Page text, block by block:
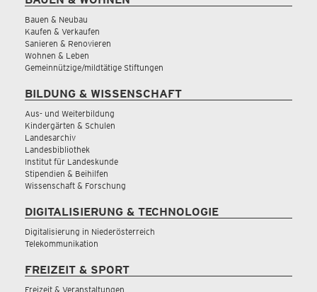
Bauen & Neubau
Kaufen & Verkaufen
Sanieren & Renovieren
Wohnen & Leben
Gemeinnützige/mildtätige Stiftungen
BILDUNG & WISSENSCHAFT
Aus- und Weiterbildung
Kindergärten & Schulen
Landesarchiv
Landesbibliothek
Institut für Landeskunde
Stipendien & Beihilfen
Wissenschaft & Forschung
DIGITALISIERUNG & TECHNOLOGIE
Digitalisierung in Niederösterreich
Telekommunikation
FREIZEIT & SPORT
Freizeit & Veranstaltungen